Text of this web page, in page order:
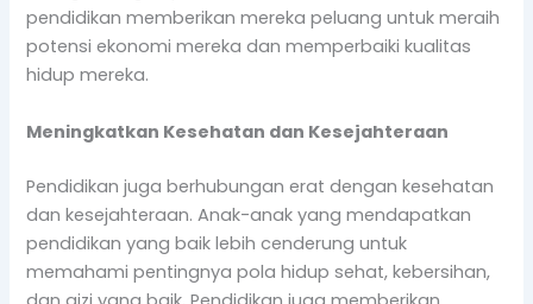
pendidikan memberikan mereka peluang untuk meraih
potensi ekonomi mereka dan memperbaiki kualitas
hidup mereka.
Meningkatkan Kesehatan dan Kesejahteraan
Pendidikan juga berhubungan erat dengan kesehatan
dan kesejahteraan. Anak-anak yang mendapatkan
pendidikan yang baik lebih cenderung untuk
memahami pentingnya pola hidup sehat, kebersihan,